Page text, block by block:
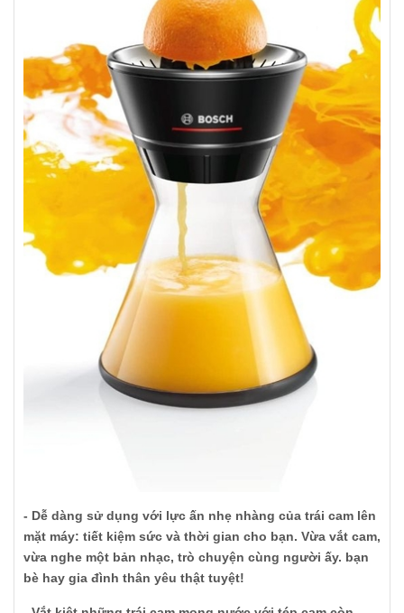
- Dễ dàng sử dụng với lực ấn nhẹ nhàng của trái cam lên
mặt máy: tiết kiệm sức và thời gian cho bạn. Vừa vắt cam,
vừa nghe một bản nhạc, trò chuyện cùng người ấy. bạn
bè hay gia đình thân yêu thật tuyệt!